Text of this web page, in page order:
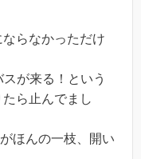
らなかっただけ
が来る！という
ら止んでまし
ほんの一枝、開い